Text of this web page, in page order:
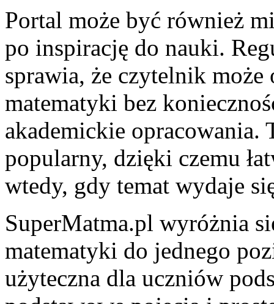
Portal może być również
po inspirację do nauki.
sprawia, że czytelnik
matematyki bez
akademickie opracowania.
popularny, dzięki czemu
wtedy, gdy temat wydaje
SuperMatma.pl wyróżnia
matematyki do jednego
użyteczna dla uczniów